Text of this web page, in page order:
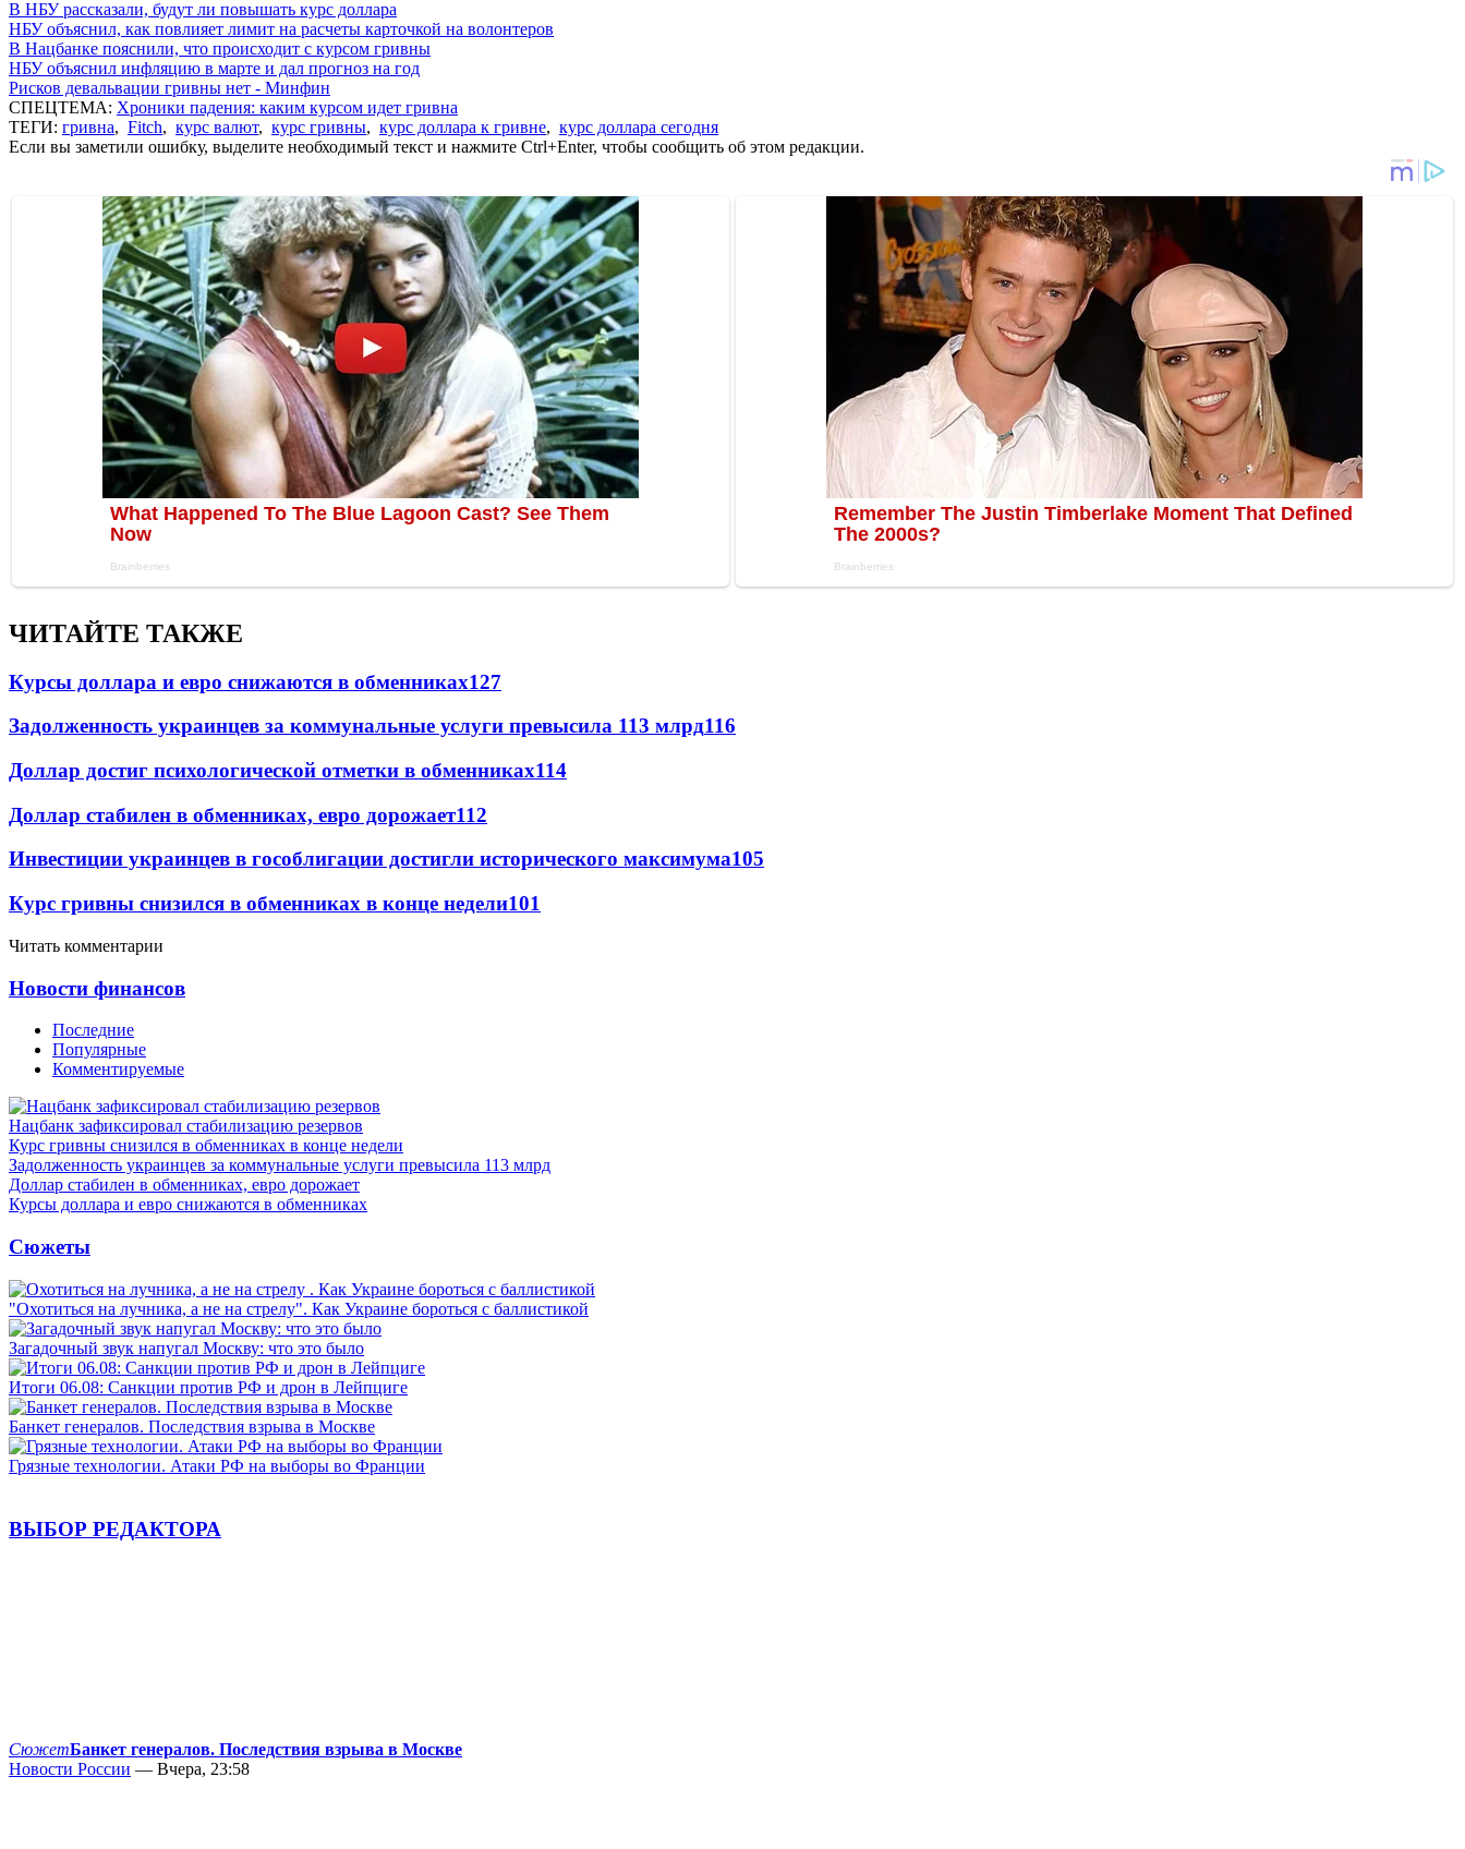
В НБУ рассказали, будут ли повышать курс доллара
НБУ объяснил, как повлияет лимит на расчеты карточкой на волонтеров
В Нацбанке пояснили, что происходит с курсом гривны
НБУ объяснил инфляцию в марте и дал прогноз на год
Рисков девальвации гривны нет - Минфин
СПЕЦТЕМА: Хроники падения: каким курсом идет гривна
ТЕГИ: гривна, Fitch, курс валют, курс гривны, курс доллара к гривне, курс доллара сегодня
Если вы заметили ошибку, выделите необходимый текст и нажмите Ctrl+Enter, чтобы сообщить об этом редакции.
ЧИТАЙТЕ ТАКЖЕ
Курсы доллара и евро снижаются в обменниках127
Задолженность украинцев за коммунальные услуги превысила 113 млрд116
Доллар достиг психологической отметки в обменниках114
Доллар стабилен в обменниках, евро дорожает112
Инвестиции украинцев в гособлигации достигли исторического максимума105
Курс гривны снизился в обменниках в конце недели101
Читать комментарии
Новости финансов
Последние
Популярные
Комментируемые
Нацбанк зафиксировал стабилизацию резервов
Курс гривны снизился в обменниках в конце недели
Задолженность украинцев за коммунальные услуги превысила 113 млрд
Доллар стабилен в обменниках, евро дорожает
Курсы доллара и евро снижаются в обменниках
Сюжеты
"Охотиться на лучника, а не на стрелу". Как Украине бороться с баллистикой
Загадочный звук напугал Москву: что это было
Итоги 06.08: Санкции против РФ и дрон в Лейпциге
Банкет генералов. Последствия взрыва в Москве
Грязные технологии. Атаки РФ на выборы во Франции
ВЫБОР РЕДАКТОРА
СюжетБанкет генералов. Последствия взрыва в Москве
Новости России — Вчера, 23:58